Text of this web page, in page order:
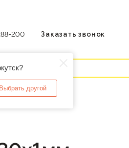
Выбрать другой
200 Заказать звонок